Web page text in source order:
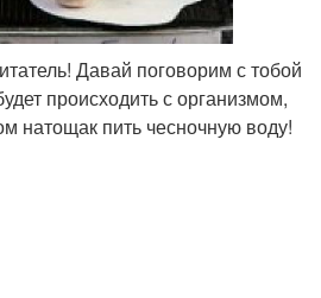
Давай поговорим с тобой
происходить с организмом,
натощак пить чесночную воду!